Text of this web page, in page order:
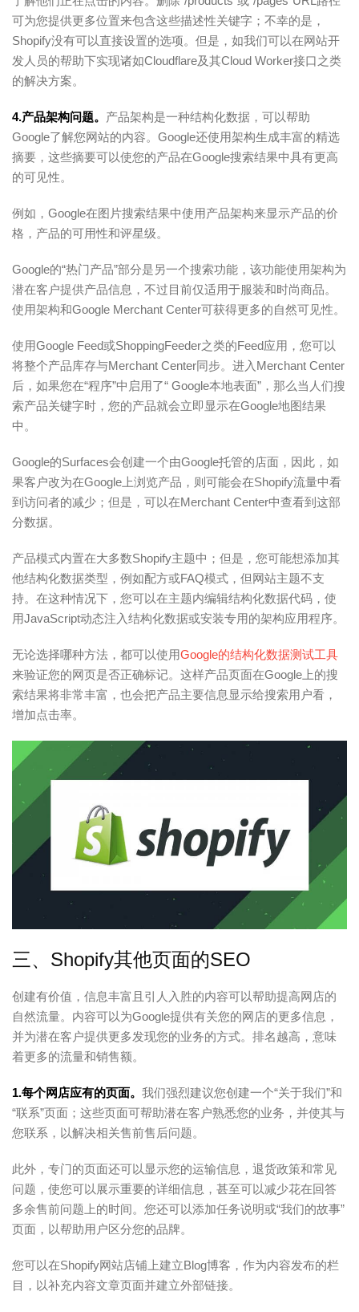
可为您提供更多位置来包含这些描述性关键字；不幸的是，
Shopify没有可以直接设置的选项。但是，如我们可以在网站开
发人员的帮助下实现诸如Cloudflare及其Cloud Worker接口之类
的解决方案。
4.产品架构问题。 产品架构是一种结构化数据，可以帮助
Google了解您网站的内容。Google还使用架构生成丰富的精选
摘要，这些摘要可以使您的产品在Google搜索结果中具有更高
的可见性。
例如，Google在图片搜索结果中使用产品架构来显示产品的价
格，产品的可用性和评星级。
Google的“热门产品”部分是另一个搜索功能，该功能使用架构为
潜在客户提供产品信息，不过目前仅适用于服装和时尚商品。
使用架构和Google Merchant Center可获得更多的自然可见性。
使用Google Feed或ShoppingFeeder之类的Feed应用，您可以
将整个产品库存与Merchant Center同步。进入Merchant Center
后，如果您在“程序”中启用了“ Google本地表面”，那么当人们搜
索产品关键字时，您的产品就会立即显示在Google地图结果
中。
Google的Surfaces会创建一个由Google托管的店面，因此，如
果客户改为在Google上浏览产品，则可能会在Shopify流量中看
到访问者的减少；但是，可以在Merchant Center中查看到这部
分数据。
产品模式内置在大多数Shopify主题中；但是，您可能想添加其
他结构化数据类型，例如配方或FAQ模式，但网站主题不支
持。在这种情况下，您可以在主题内编辑结构化数据代码，使
用JavaScript动态注入结构化数据或安装专用的架构应用程序。
无论选择哪种方法，都可以使用Google的结构化数据测试工具
来验证您的网页是否正确标记。这样产品页面在Google上的搜
索结果将非常丰富，也会把产品主要信息显示给搜索用户看，
增加点击率。
三、Shopify其他页面的SEO
创建有价值，信息丰富且引人入胜的内容可以帮助提高网店的
自然流量。内容可以为Google提供有关您的网店的更多信息，
并为潜在客户提供更多发现您的业务的方式。排名越高，意味
着更多的流量和销售额。
1.每个网店应有的页面。 我们强烈建议您创建一个“关于我们”和
“联系”页面；这些页面可帮助潜在客户熟悉您的业务，并使其与
您联系，以解决相关售前售后问题。
此外，专门的页面还可以显示您的运输信息，退货政策和常见
问题，使您可以展示重要的详细信息，甚至可以减少花在回答
多余售前问题上的时间。您还可以添加任务说明或“我们的故事”
页面，以帮助用户区分您的品牌。
您可以在Shopify网站店铺上建立Blog博客，作为内容发布的栏
目，以补充内容文章页面并建立外部链接。